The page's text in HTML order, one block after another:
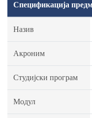
Спецификација
Назив
Акроним
Студијски програм
Модул